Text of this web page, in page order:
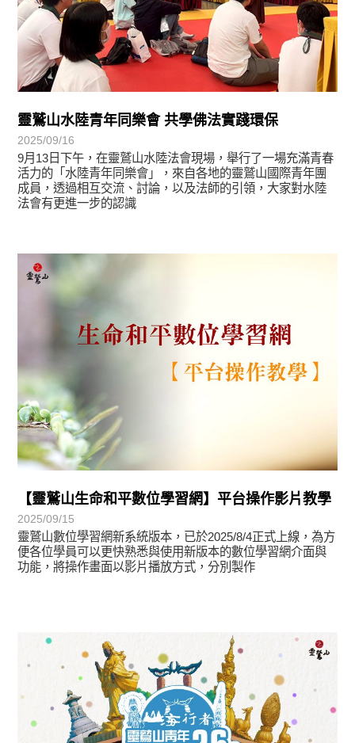
靈鷲山水陸青年同樂會 共學佛法實踐環保
2025/09/16
9月13日下午，在靈鷲山水陸法會現場，舉行了一場充滿青春
活力的「水陸青年同樂會」，來自各地的靈鷲山國際青年團
成員，透過相互交流、討論，以及法師的引領，大家對水陸
法會有更進一步的認識
【靈鷲山生命和平數位學習網】平台操作影片教學
2025/09/15
靈鷲山數位學習網新系統版本，已於2025/8/4正式上線，為方
便各位學員可以更快熟悉與使用新版本的數位學習網介面與
功能，將操作畫面以影片播放方式，分別製作
最新消息